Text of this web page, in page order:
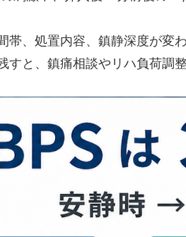
帯、処置内容、鎮静深度が
と、鎮痛相談やリハ負荷調